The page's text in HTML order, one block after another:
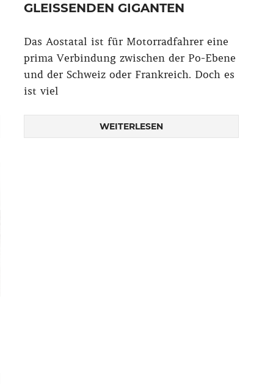
LEISSENDEN GIGANTEN
Das Aostatal ist für Motorradfahrer eine
prima Verbindung zwischen der Po-Ebene
und der Schweiz oder Frankreich. Doch es
ist viel
WEITERLESEN